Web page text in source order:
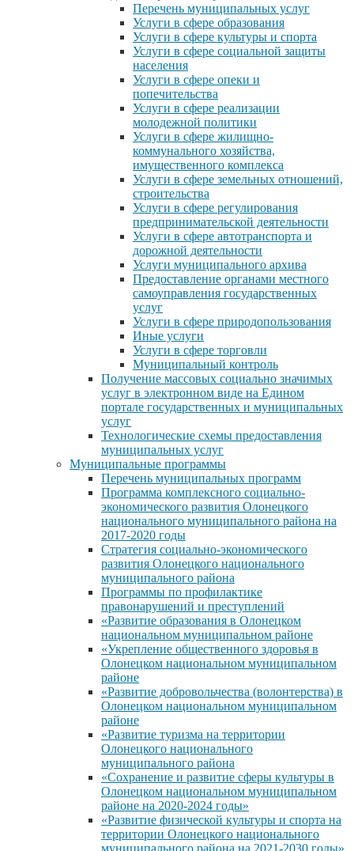
Перечень муниципальных услуг
Услуги в сфере образования
Услуги в сфере культуры и спорта
Услуги в сфере социальной защиты
населения
Услуги в сфере опеки и
попечительства
Услуги в сфере реализации
молодежной политики
Услуги в сфере жилищно-
коммунального хозяйства,
имущественного комплекса
Услуги в сфере земельных отношений,
строительства
Услуги в сфере регулирования
предпринимательской деятельности
Услуги в сфере автотранспорта и
дорожной деятельности
Услуги муниципального архива
Предоставление органами местного
самоуправления государственных
услуг
Услуги в сфере природопользования
Иные услуги
Услуги в сфере торговли
Муниципальный контроль
Получение массовых социально значимых
услуг в электронном виде на Едином
портале государственных и муниципальных
услуг
Технологические схемы предоставления
муниципальных услуг
Муниципальные программы
Перечень муниципальных программ
Программа комплексного социально-
экономического развития Олонецкого
национального муниципального района на
2017-2020 годы
Стратегия социально-экономического
развития Олонецкого национального
муниципального района
Программы по профилактике
правонарушений и преступлений
«Развитие образования в Олонецком
национальном муниципальном районе
«Укрепление общественного здоровья в
Олонецком национальном муниципальном
районе
«Развитие добровольчества (волонтерства) в
Олонецком национальном муниципальном
районе
«Развитие туризма на территории
Олонецкого национального
муниципального района
«Сохранение и развитие сферы культуры в
Олонецком национальном муниципальном
районе на 2020-2024 годы»
«Развитие физической культуры и спорта на
территории Олонецкого национального
муниципального района на 2021-2030 годы»